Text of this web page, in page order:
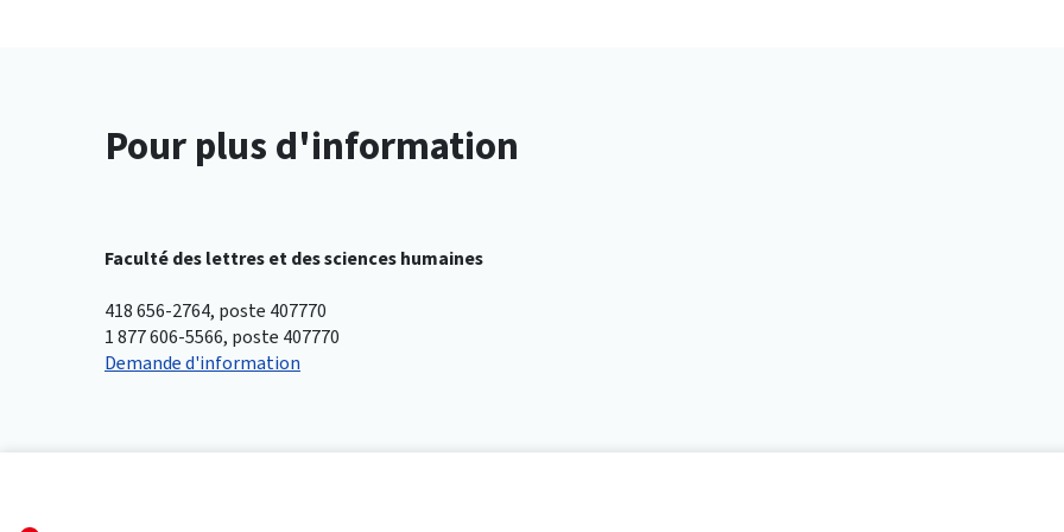
Pour plus d'information
Faculté des lettres et des sciences humaines
418 656-2764, poste 407770
1 877 606-5566, poste 407770
Demande d'information